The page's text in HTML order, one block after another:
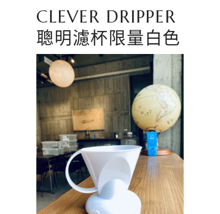
CLEVER DRIPPER
聰明濾杯限量白色